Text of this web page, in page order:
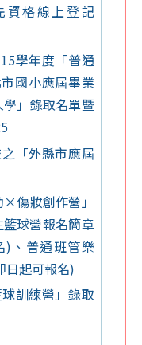
資格線上登記
學年度「普通
國小應屆畢業
」錄取名單暨
「外縣市應屆
×傷妝創作營」
球營報名簡章
)、普通班管樂
日起可報名)
訓練營」錄取